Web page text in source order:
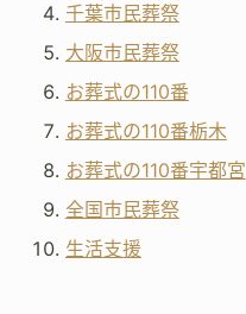
千葉市民葬祭
大阪市民葬祭
お葬式の110番
お葬式の110番栃木
お葬式の110番宇都宮
全国市民葬祭
生活支援